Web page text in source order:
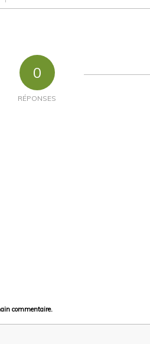
0
RÉPONSES
commentaire.